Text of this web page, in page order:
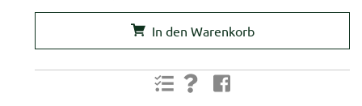
In den Warenkorb